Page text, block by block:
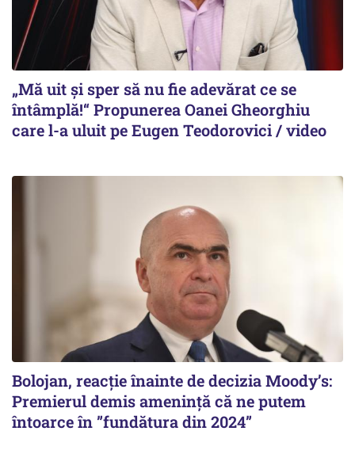
„Mă uit și sper să nu fie adevărat ce se
întâmplă!“ Propunerea Oanei Gheorghiu
care l-a uluit pe Eugen Teodorovici / video
Bolojan, reacție înainte de decizia Moody’s:
Premierul demis amenință că ne putem
întoarce în ”fundătura din 2024”